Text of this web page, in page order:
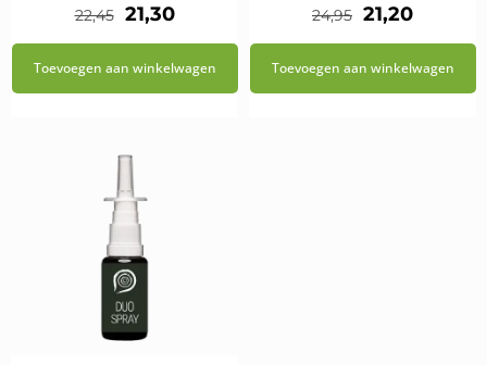
22,45 Oorspronkelijke
prijs
21,30Huidige
prijs
is:
Toevoegen aan winkelwagen
24,95
prijs
21,20
prijs
is:
Toevoegen aan winkelwagen